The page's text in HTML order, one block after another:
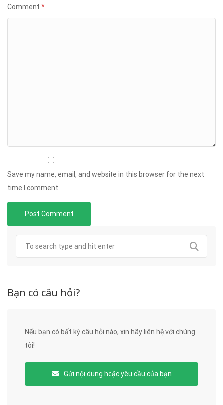
Comment *
Save my name, email, and website in this browser for the next
time I comment.
Bạn có câu hỏi?
Nếu bạn có bất kỳ câu hỏi nào, xin hãy liên hệ với chúng
tôi!
Gửi nội dung hoặc yêu cầu của bạn